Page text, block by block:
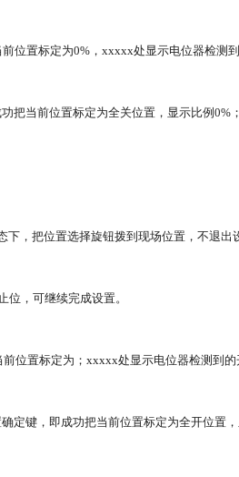
位置标定为0%，xxxxx处显示电位器检测
把当前位置标定为全关位置，显示比例0%
下，把位置选择旋钮拨到现场位置，不退
，可继续完成设置。
位置标定为；xxxxx处显示电位器检测到
定键，即成功把当前位置标定为全开位置